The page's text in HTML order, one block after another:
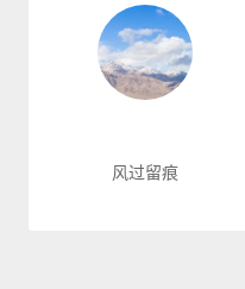
风过留痕